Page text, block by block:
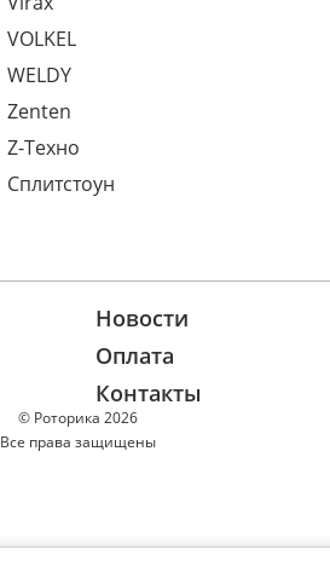
VOLKEL
WELDY
Zenten
Z-Техно
Сплитстоун
© Роторика 2026
Все права защищены
Новости
Оплата
Контакты